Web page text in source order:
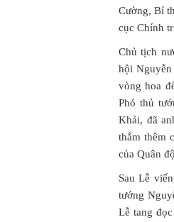
Cường, Bí
cục Chính
Chủ tịch
hội
vòng hoa
Phó thủ
Khải, đã
thắm thêm
của Quân
Sau Lễ
tướng
Lễ tang